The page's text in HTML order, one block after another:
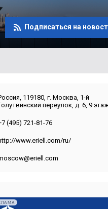
Подписаться на
119180, г. Москва, 1-й
переулок, д. 6, 9
(495) 721-81-76
www.eriell.com/ru/